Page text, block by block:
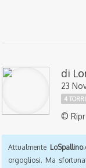
di
23
4
©
Attualmente
orgogliosi. Ma